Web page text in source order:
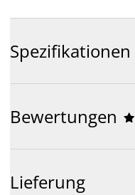
Spezifikationen
Bewertungen 

Lieferung